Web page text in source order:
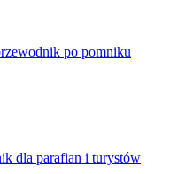
po pomniku
dla parafian i turystów